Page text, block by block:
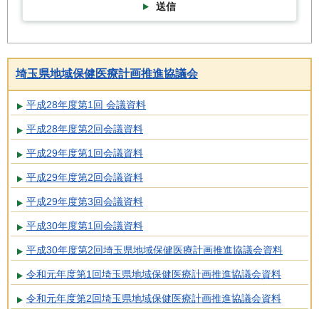
送信
埼玉県地域保健医療計画推進協議会
平成28年度第1回 会議資料
平成28年度第2回会議資料
平成29年度第1回会議資料
平成29年度第2回会議資料
平成29年度第3回会議資料
平成30年度第1回会議資料
平成30年度第2回埼玉県地域保健医療計画推進協議会資料
令和元年度第1回埼玉県地域保健医療計画推進協議会資料
令和元年度第2回埼玉県地域保健医療計画推進協議会資料